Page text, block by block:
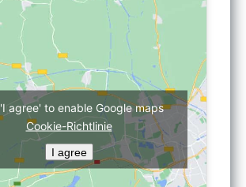
agree' to enable Google maps
Cookie-Richtlinie
I agree